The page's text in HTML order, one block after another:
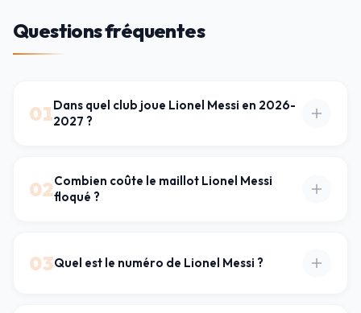
Questions fréquentes
01Dans quel club joue Lionel Messi en 2026-
2027 ?
02Combien coûte le maillot Lionel Messi
floqué ?
03Quel est le numéro de Lionel Messi ?